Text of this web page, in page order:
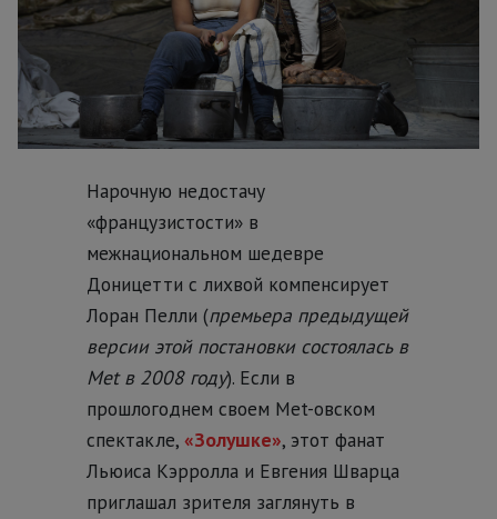
Нарочную недостачу
«французистости» в
межнациональном шедевре
Доницетти с лихвой компенсирует
Лоран Пелли (премьера предыдущей
версии этой постановки состоялась в
Met в 2008 году). Если в
прошлогоднем своем Met-овском
спектакле, «Золушке», этот фанат
Льюиса Кэрролла и Евгения Шварца
приглашал зрителя заглянуть в